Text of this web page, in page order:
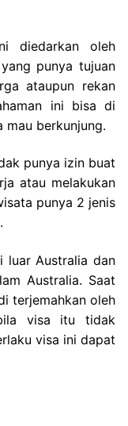
diedarkan oleh
punya tujuan
ataupun rekan
ini bisa di
mau berkunjung.
punya izin buat
atau melakukan
punya 2 jenis
luar Australia dan
Australia. Saat
terjemahkan oleh
visa itu tidak
visa ini dapat